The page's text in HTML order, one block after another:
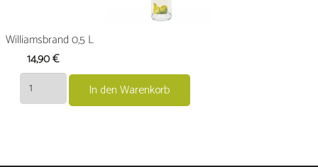
Williamsbrand 0,5 L
14,90€
Williamsbrand
0,5
In den Warenkorb